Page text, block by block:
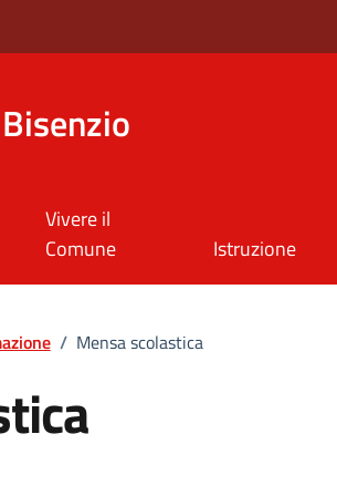
Vivere il
Comune
Istruzione
/ Mensa scolastica